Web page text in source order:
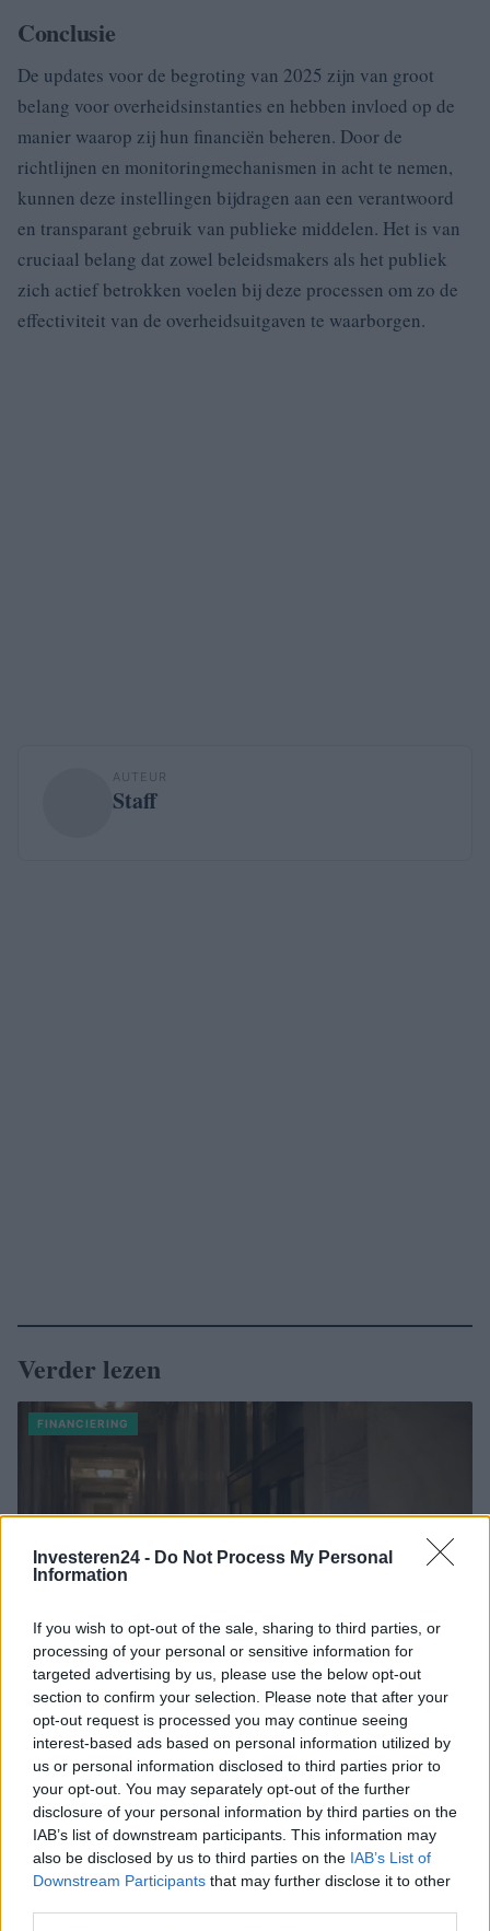
Investeren24 - Do Not Process My Personal
Information
If you wish to opt-out of the sale, sharing to third parties, or
processing of your personal or sensitive information for
targeted advertising by us, please use the below opt-out
section to confirm your selection. Please note that after your
opt-out request is processed you may continue seeing
interest-based ads based on personal information utilized by
us or personal information disclosed to third parties prior to
your opt-out. You may separately opt-out of the further
disclosure of your personal information by third parties on the
IAB’s list of downstream participants. This information may
also be disclosed by us to third parties on the IAB’s List of
Downstream Participants that may further disclose it to other
Conclusie
De updates voor de begroting van 2025 zijn van groot
belang voor overheidsinstanties en hebben invloed op de
manier waarop zij hun financiën beheren. Door de
richtlijnen en monitoringmechanismen in acht te nemen,
kunnen deze instellingen bijdragen aan een verantwoord
en transparant gebruik van publieke middelen. Het is van
cruciaal belang dat zowel beleidsmakers als het publiek
zich actief betrokken voelen bij deze processen om zo de
effectiviteit van de overheidsuitgaven te waarborgen.
AUTEUR
Staff
Verder lezen
FINANCIERING
Amerikaanse werkloosheidscijfers dalen: wat houdt dit in voor
de economie?
Lotte de Vries · 7 aug 2026
FINANCIERING